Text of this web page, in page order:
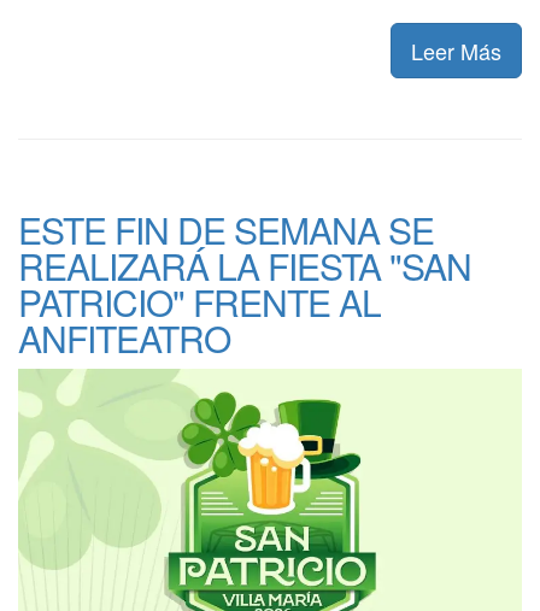
Leer Más
ESTE FIN DE SEMANA SE
REALIZARÁ LA FIESTA "SAN
PATRICIO" FRENTE AL
ANFITEATRO